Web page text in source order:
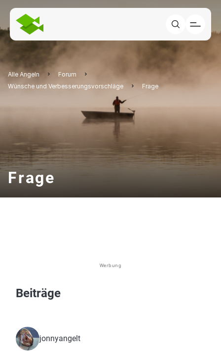
Alle Angeln
Forum
Wünsche und Verbesserungsvorschläge
Frage
Frage
Werbung
Beiträge
jonnyangelt